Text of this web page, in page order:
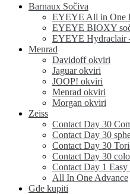
Barnaux Sočiva
EYEYE All in One
EYEYE BIOXY
EYEYE Hydraclair
Menrad
Davidoff okviri
Jaguar okviri
JOOP! okviri
Menrad okviri
Morgan okviri
Zeiss
Contact Day 30
Contact Day 30
Contact Day 30
Contact Day 30
Contact Day 1 Easy
All In One Advance
Gde kupiti